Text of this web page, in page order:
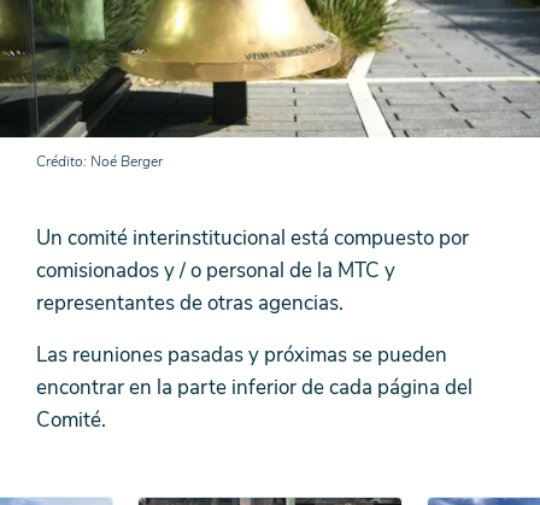
Crédito Noé Berger
Un comité interinstitucional está compuesto por
comisionados y / o personal de la MTC y
representantes de otras agencias.
Las reuniones pasadas y próximas se pueden
encontrar en la parte inferior de cada página del
Comité.